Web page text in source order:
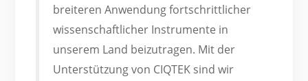
breiteren Anwendung fortschrittlicher
wissenschaftlicher Instrumente in
unserem Land beizutragen. Mit der
Unterstützung von CIQTEK sind wir